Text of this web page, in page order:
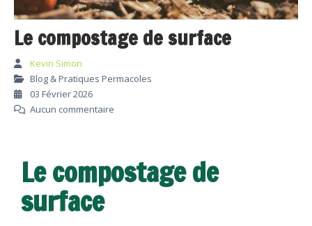
Le compostage de surface
Kevin Simon
Blog & Pratiques Permacoles
03 Février 2026
Aucun commentaire
Le compostage de
surface